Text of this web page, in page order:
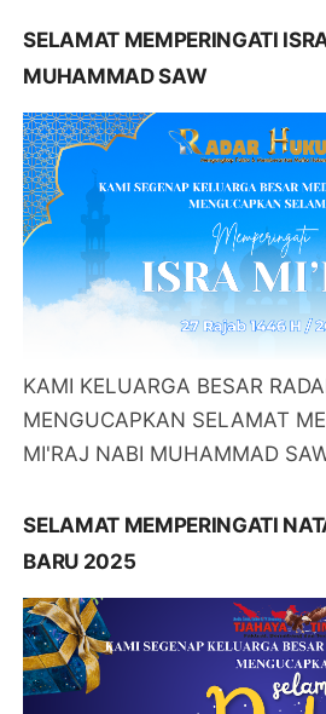
SELAMAT MEMPERINGATI
MUHAMMAD SAW
KAMI KELUARGA BESAR
MENGUCAPKAN SELAMAT
MI'RAJ NABI MUHAMMAD
SELAMAT MEMPERINGATI
BARU 2025